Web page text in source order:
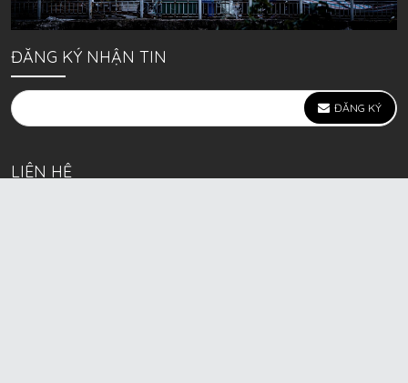
ĐĂNG KÝ NHẬN TIN
ĐĂNG KÝ
LIÊN HỆ